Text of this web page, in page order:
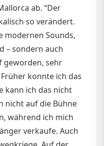
ab. “Der
so verändert.
modernen Sounds,
– sondern auch
geworden, sehr
konnte ich das
kann ich das nicht
nicht auf die Bühne
während ich mich
verkaufe. Auch